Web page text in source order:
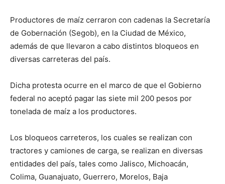
Productores de maíz cerraron con cadenas la Secretaría
de Gobernación (Segob), en la Ciudad de México,
además de que llevaron a cabo distintos bloqueos en
diversas carreteras del país.
Dicha protesta ocurre en el marco de que el Gobierno
federal no aceptó pagar las siete mil 200 pesos por
tonelada de maíz a los productores.
Los bloqueos carreteros, los cuales se realizan con
tractores y camiones de carga, se realizan en diversas
entidades del país, tales como Jalisco, Michoacán,
Colima, Guanajuato, Guerrero, Morelos, Baja